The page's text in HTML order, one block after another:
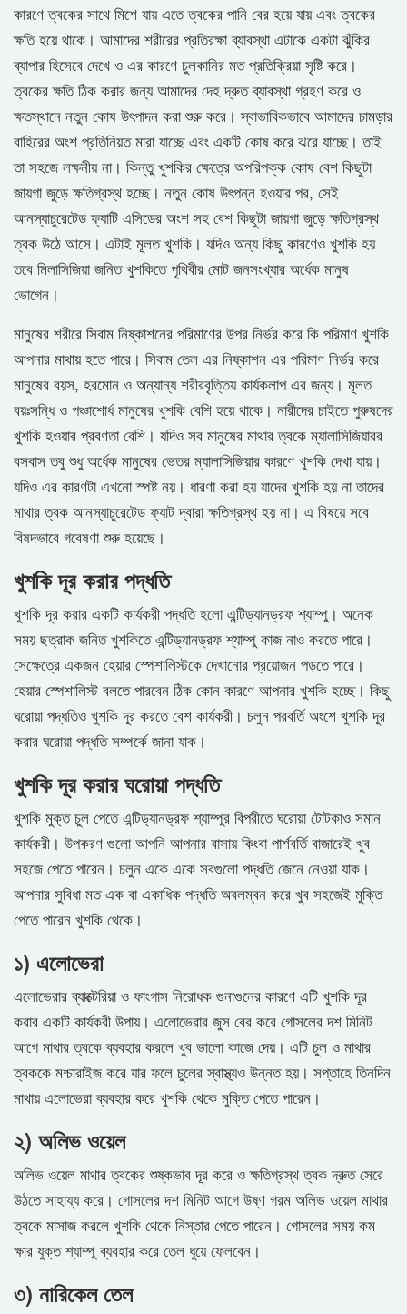
কারণে ত্বকের সাথে মিশে যায় এতে ত্বকের পানি বের হয়ে যায় এবং ত্বকের
ক্ষতি হয়ে থাকে। আমাদের শরীরের প্রতিরক্ষা ব্যাবস্থা এটাকে একটা ঝুঁকির
ব্যাপার হিসেবে দেখে ও এর কারণে চুলকানির মত প্রতিক্রিয়া সৃষ্টি করে।
ত্বকের ক্ষতি ঠিক করার জন্য আমাদের দেহ দ্রুত ব্যাবস্থা গ্রহণ করে ও
ক্ষতস্থানে নতুন কোষ উৎপাদন করা শুরু করে। স্বাভাবিকভাবে আমাদের চামড়ার
বাহিরের অংশ প্রতিনিয়ত মারা যাচ্ছে এবং একটি কোষ করে ঝরে যাচ্ছে। তাই
তা সহজে লক্ষনীয় না। কিন্তু খুশকির ক্ষেত্রে অপরিপক্ক কোষ বেশ কিছুটা
জায়গা জুড়ে ক্ষতিগ্রস্থ হচ্ছে। নতুন কোষ উৎপন্ন হওয়ার পর, সেই
আনস্যাচুরেটেড ফ্যাটি এসিডের অংশ সহ বেশ কিছুটা জায়গা জুড়ে ক্ষতিগ্রস্থ
ত্বক উঠে আসে। এটাই মূলত খুশকি। যদিও অন্য কিছু কারণেও খুশকি হয়
তবে মিলাসিজিয়া জনিত খুশকিতে পৃথিবীর মোট জনসংখ্যার অর্ধেক মানুষ
ভোগেন।
মানুষের শরীরে সিবাম নিষ্কাশনের পরিমাণের উপর নির্ভর করে কি পরিমাণ খুশকি
আপনার মাথায় হতে পারে। সিবাম তেল এর নিষ্কাশন এর পরিমাণ নির্ভর করে
মানুষের বয়স, হরমোন ও অন্যান্য শরীরবৃত্তিয় কার্যকলাপ এর জন্য। মূলত
বয়ঃসন্ধি ও পঞ্চাশোর্ধ মানুষের খুশকি বেশি হয়ে থাকে। নারীদের চাইতে পুরুষদের
খুশকি হওয়ার প্রবণতা বেশি। যদিও সব মানুষের মাথার ত্বকে ম্যালাসিজিয়ারর
বসবাস তবু শুধু অর্ধেক মানুষের ভেতর ম্যালাসিজিয়ার কারণে খুশকি দেখা যায়।
যদিও এর কারণটা এখনো স্পষ্ট নয়। ধারণা করা হয় যাদের খুশকি হয় না তাদের
মাথার ত্বক আনস্যাচুরেটেড ফ্যাট দ্বারা ক্ষতিগ্রস্থ হয় না। এ বিষয়ে সবে
বিষদভাবে গবেষণা শুরু হয়েছে।
খুশকি দূর করার পদ্ধতি
খুশকি দূর করার একটি কার্যকরী পদ্ধতি হলো এন্টিড্যানড্রফ শ্যাম্পু। অনেক
সময় ছত্রাক জনিত খুশকিতে এন্টিড্যানড্রফ শ্যাম্পু কাজ নাও করতে পারে।
সেক্ষেত্রে একজন হেয়ার স্পেশালিস্টকে দেখানোর প্রয়োজন পড়তে পারে।
হেয়ার স্পেশালিস্ট বলতে পারবেন ঠিক কোন কারণে আপনার খুশকি হচ্ছে। কিছু
ঘরোয়া পদ্ধতিও খুশকি দূর করতে বেশ কার্যকরী। চলুন পরবর্তি অংশে খুশকি দূর
করার ঘরোয়া পদ্ধতি সম্পর্কে জানা যাক।
খুশকি দূর করার ঘরোয়া পদ্ধতি
খুশকি মুক্ত চুল পেতে এন্টিড্যানড্রফ শ্যাম্পুর বিপরীতে ঘরোয়া টোটকাও সমান
কার্যকরী। উপকরণ গুলো আপনি আপনার বাসায় কিংবা পার্শবর্তি বাজারেই খুব
সহজে পেতে পারেন। চলুন একে একে সবগুলো পদ্ধতি জেনে নেওয়া যাক।
আপনার সুবিধা মত এক বা একাধিক পদ্ধতি অবলম্বন করে খুব সহজেই মুক্তি
পেতে পারেন খুশকি থেকে।
১) এলোভেরা
এলোভেরার ব্যাক্টেরিয়া ও ফাংগাস নিরোধক গুনাগুনের কারণে এটি খুশকি দূর
করার একটি কার্যকরী উপায়। এলোভেরার জুস বের করে গোসলের দশ মিনিট
আগে মাথার ত্বকে ব্যবহার করলে খুব ভালো কাজে দেয়। এটি চুল ও মাথার
ত্বককে মশ্চারাইজ করে যার ফলে চুলের স্বাস্থ্যও উন্নত হয়। সপ্তাহে তিনদিন
মাথায় এলোভেরা ব্যবহার করে খুশকি থেকে মুক্তি পেতে পারেন।
২) অলিভ ওয়েল
অলিভ ওয়েল মাথার ত্বকের শুষ্কভাব দূর করে ও ক্ষতিগ্রস্থ ত্বক দ্রুত সেরে
উঠতে সাহায্য করে। গোসলের দশ মিনিট আগে উষ্ণ গরম অলিভ ওয়েল মাথার
ত্বকে মাসাজ করলে খুশকি থেকে নিস্তার পেতে পারেন। গোসলের সময় কম
ক্ষার যুক্ত শ্যাম্পু ব্যবহার করে তেল ধুয়ে ফেলবেন।
৩) নারিকেল তেল